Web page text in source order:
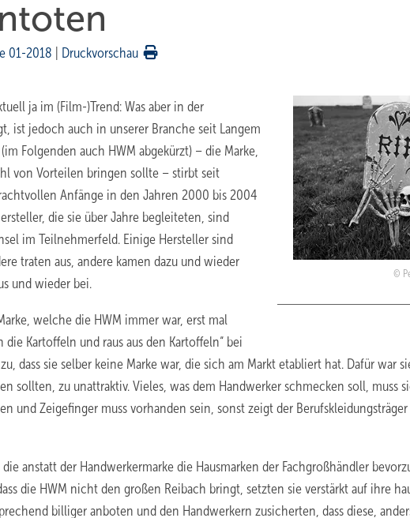
01-2018 Druckvorschau
ja im (Film-)Trend: Was aber in der
ist jedoch auch in unserer Branche seit Langem
Folgenden auch HWM abgekürzt) – die Marke,
von Vorteilen bringen sollte – stirbt seit
Anfänge in den Jahren 2000 bis 2004
die sie über Jahre begleiteten, sind
im Teilnehmerfeld. Einige Hersteller sind
traten aus, andere kamen dazu und wieder
und wieder bei.
welche die HWM immer war, erst mal
Kartoffeln und raus aus den Kartoffeln“ bei
dass sie selber keine Marke war, die sich am Markt etabliert hat. Dafür war
sollten, zu unattraktiv. Vieles, was dem Handwerker schmecken soll, muss
und Zeigefinger muss vorhanden sein, sonst zeigt der
anstatt der Handwerkermarke die Hausmarken der Fachgroßhändler
die HWM nicht den großen Reibach bringt, setzten sie verstärkt auf ihre
billiger anboten und den Handwerkern zusicherten, dass diese,